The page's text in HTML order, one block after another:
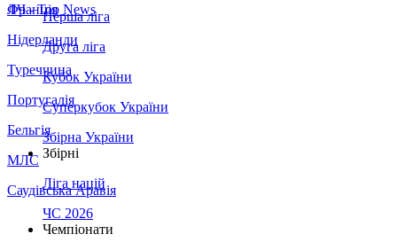
Франція
Нідерланди
Туреччина
Португалія
Бельгія
МЛС
Саудівська Аравія
ЛЧ - Top News
Перша ліга
Друга ліга
Кубок України
Суперкубок України
Збірна України
Збірні
Ліга націй
ЧС 2026
Чемпіонати